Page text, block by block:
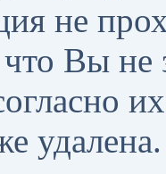
не
Вы не
удалена.